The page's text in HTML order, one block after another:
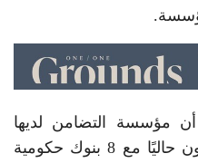
مؤسسة التضامن لديها
تاريخ ائتماني قوي، حيث تتعاون حاليًا مع 8 بنوك حكومية